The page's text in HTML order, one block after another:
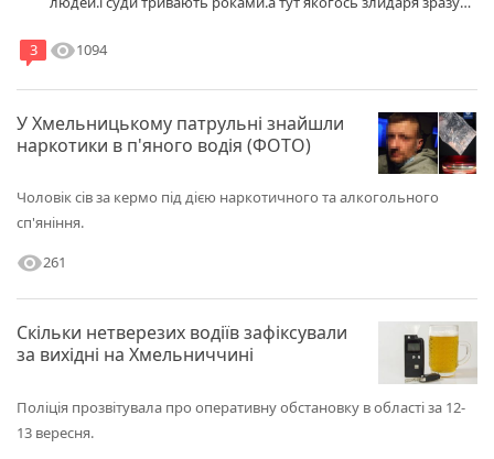
історії.вона не має права на існування.
3 visibility1094
У Хмельницькому патрульні знайшли
наркотики в п'яного водія (ФОТО)
Чоловік сів за кермо під дією наркотичного та алкогольного
сп'яніння.
visibility261
Скільки нетверезих водіїв зафіксували
за вихідні на Хмельниччині
Поліція прозвітувала про оперативну обстановку в області за 12-
13 вересня.